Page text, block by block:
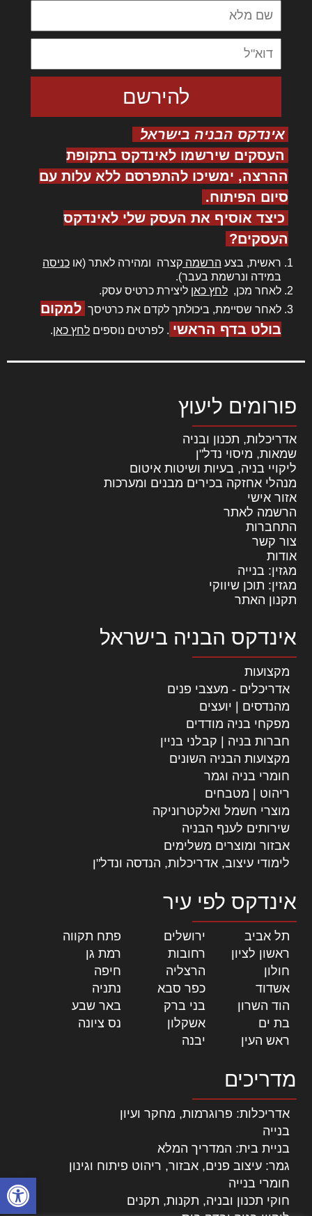
פתח
אינדקס הבניה בישראל
העסקים שירשמו לאינדקס בתקופת
ההרצה, ימשיכו להתפרסם ללא עלות עם
סיום הפיתוח.
כיצד אוסיף את העסק שלי לאינדקס
העסקים?
ראשית, בצע הרשמה קצרה ומהירה לאתר (או כניסה
במידה ונרשמת בעבר).
לאחר מכן, לחץ כאן ליצירת כרטיס עסק.
לאחר שסיימת, ביכולתך לקדם את כרטיסך למקום
בולט בדף הראשי . לפרטים נוספים לחץ כאן.
פורומים ליעוץ
אדריכלות, תכנון ובניה
שמאות, מיסוי נדל"ן
ליקויי בניה, בעיות ושיטות איטום
מנהלי אחזקה בכירים מבנים ומערכות
אזור אישי
הרשמה לאתר
התחברות
צור קשר
אודות
מגזין: בנייה
מגזין: תוכן שיווקי
תקנון האתר
אינדקס הבניה בישראל
מקצועות
אדריכלים - מעצבי פנים
מהנדסים | יועצים
מפקחי בניה מודדים
חברות בניה | קבלני בניין
מקצועות הבניה השונים
חומרי בניה וגמר
ריהוט | מטבחים
מוצרי חשמל ואלקטרוניקה
שירותים לענף הבניה
אבזור ומוצרים משלימים
לימודי עיצוב, אדריכלות, הנדסה ונדל"ן
אינדקס לפי עיר
תל אביב ירושלים פתח תקווה
ראשון לציון
רחובות רמת גן
חולון
הרצליה חיפה
אשדוד
כפר סבא נתניה
הוד השרון
בני ברק באר שבע
בת ים
אשקלון נס ציונה
ראש העין
יבנה
מדריכים
אדריכלות: פרוגרמות, מחקר ועיון
בנייה
בניית בית: המדריך המלא
גמר: עיצוב פנים, אבזור, ריהוט פיתוח וגינון
חומרי בנייה
חוקי תכנון ובניה, תקנות, תקנים